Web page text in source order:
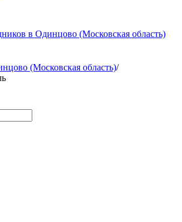
в Одинцово (Московская область)
(Московская область)/